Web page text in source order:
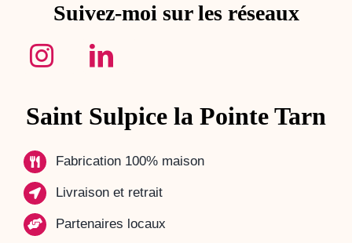
Suivez-moi sur les réseaux
Saint Sulpice la Pointe Tarn
Fabrication 100% maison
Livraison et retrait
Partenaires locaux